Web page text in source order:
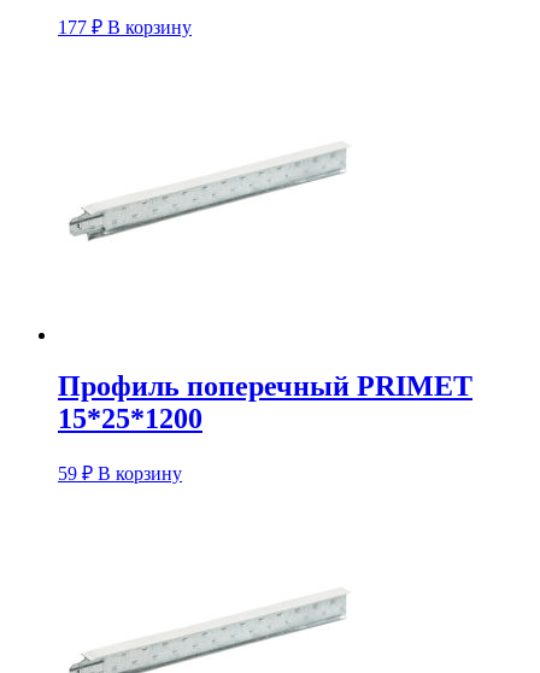
177 ₽ В корзину
Профиль поперечный PRIMET
15*25*1200
59 ₽ В корзину